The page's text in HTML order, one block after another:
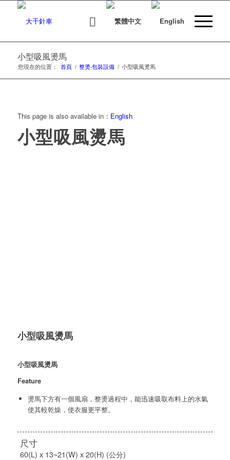
小型吸風燙馬
您現在的位置： 首頁 / 整燙‧包裝設備 / 小型吸風燙馬
This page is also available in： English
小型吸風燙馬
小型吸風燙馬
小型吸風燙馬
Feature
燙馬下方有一個風扇，整燙過程中，能迅速吸取布料上的水氣
使其較乾燥，使衣服更平整。
尺寸
60(L) x 13~21(W) x 20(H) (公分)